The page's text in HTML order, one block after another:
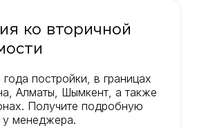
ко вторичной
постройки, в границах
Алматы, Шымкент, а также
Получите подробную
у менеджера.